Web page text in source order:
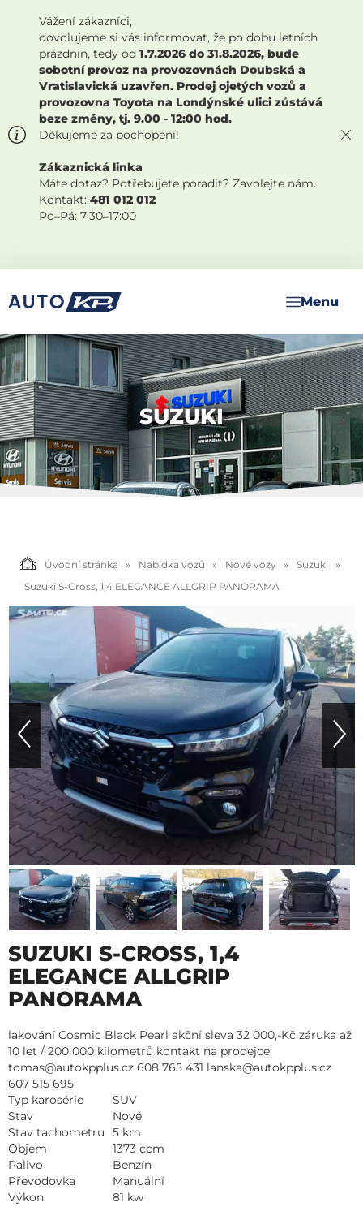
Vážení zákazníci,
dovolujeme si vás informovat, že po dobu letních
prázdnin, tedy od 1.7.2026 do 31.8.2026, bude
sobotní provoz na provozovnách Doubská a
Vratislavická uzavřen. Prodej ojetých vozů a
provozovna Toyota na Londýnské ulici zůstává
beze změny, tj. 9.00 - 12:00 hod.
Děkujeme za pochopení!
Zákaznická linka
Máte dotaz? Potřebujete poradit? Zavolejte nám.
Kontakt: 481 012 012
Po–Pá: 7:30–17:00
SUZUKI
Úvodní stránka Nabídka vozů Nové vozy
Suzuki
Suzuki S-Cross, 1,4 ELEGANCE ALLGRIP PANORAMA
SUZUKI S-CROSS, 1,4
ELEGANCE ALLGRIP
PANORAMA
lakování Cosmic Black Pearl akční sleva 32 000,-Kč záruka až
10 let / 200 000 kilometrů kontakt na prodejce:
tomas@autokpplus.cz 608 765 431 lanska@autokpplus.cz
607 515 695
Typ karosérie
SUV
Stav
Nové
Stav tachometru
5 km
Objem
1373 ccm
Palivo
Benzín
Převodovka
Manuální
Výkon
81 kw